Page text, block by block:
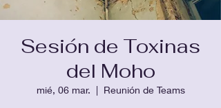
Sesión de Toxinas
del Moho
mié, 06 mar.
  |
Reunión de Teams